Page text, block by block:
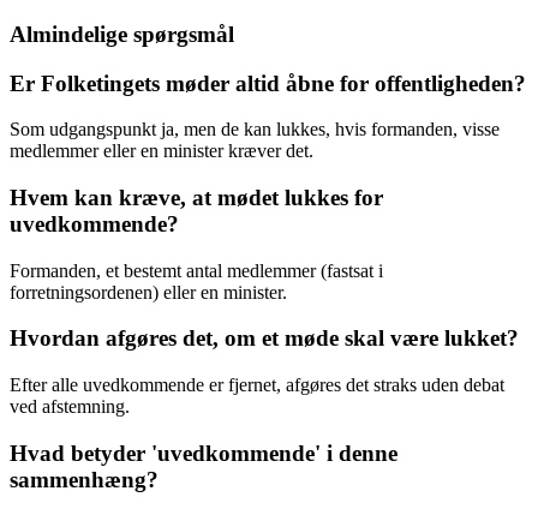
Almindelige spørgsmål
Er Folketingets møder altid åbne for offentligheden?
Som udgangspunkt ja, men de kan lukkes, hvis formanden, visse
medlemmer eller en minister kræver det.
Hvem kan kræve, at mødet lukkes for
uvedkommende?
Formanden, et bestemt antal medlemmer (fastsat i
forretningsordenen) eller en minister.
Hvordan afgøres det, om et møde skal være lukket?
Efter alle uvedkommende er fjernet, afgøres det straks uden debat
ved afstemning.
Hvad betyder 'uvedkommende' i denne
sammenhæng?